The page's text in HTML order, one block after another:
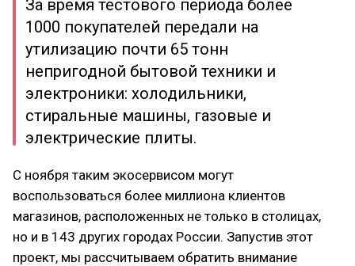
За время тестового периода более
1000 покупателей передали на
утилизацию почти 65 тонн
непригодной бытовой техники и
электроники: холодильники,
стиральные машины, газовые и
электрические плиты.
С ноября таким экосервисом могут
воспользоваться более миллиона клиентов
магазинов, расположенных не только в столицах,
но и в 143 других городах России. Запустив этот
проект, мы рассчитываем обратить внимание